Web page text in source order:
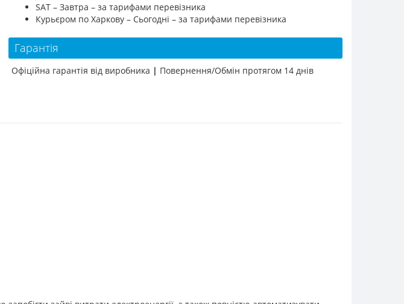
SAT – Завтра – за тарифами перевізника
Курьєром по Харкову – Сьогодні – за тарифами перевізника
Гарантія
Офіційна гарантія від виробника | Повернення/Обмін протягом 14 днів